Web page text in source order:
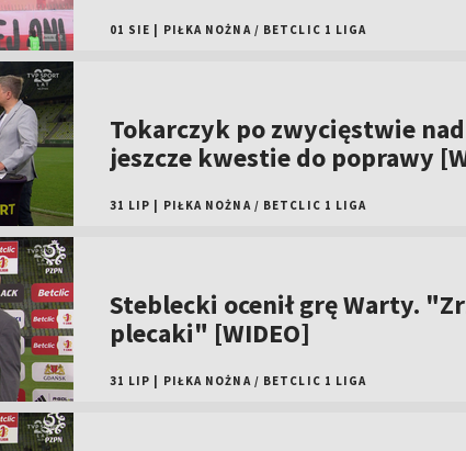
01 SIE PIŁKA NOŻNA / BETCLIC 1 LIGA
Tokarczyk po zwycięstwie
jeszcze kwestie do poprawy
31 LIP PIŁKA NOŻNA / BETCLIC 1 LIGA
Steblecki ocenił grę Warty.
plecaki" [WIDEO]
31 LIP PIŁKA NOŻNA / BETCLIC 1 LIGA